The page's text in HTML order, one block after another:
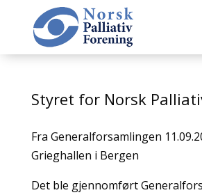
Styret for Norsk
Fra Generalforsamlingen
Grieghallen i Bergen
Det ble gjennomført